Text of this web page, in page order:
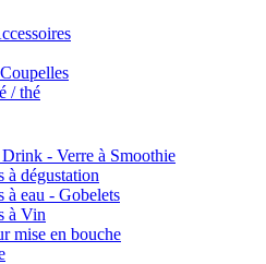
/ thé
- Verre à Smoothie
à dégustation
à eau - Gobelets
à Vin
mise en bouche